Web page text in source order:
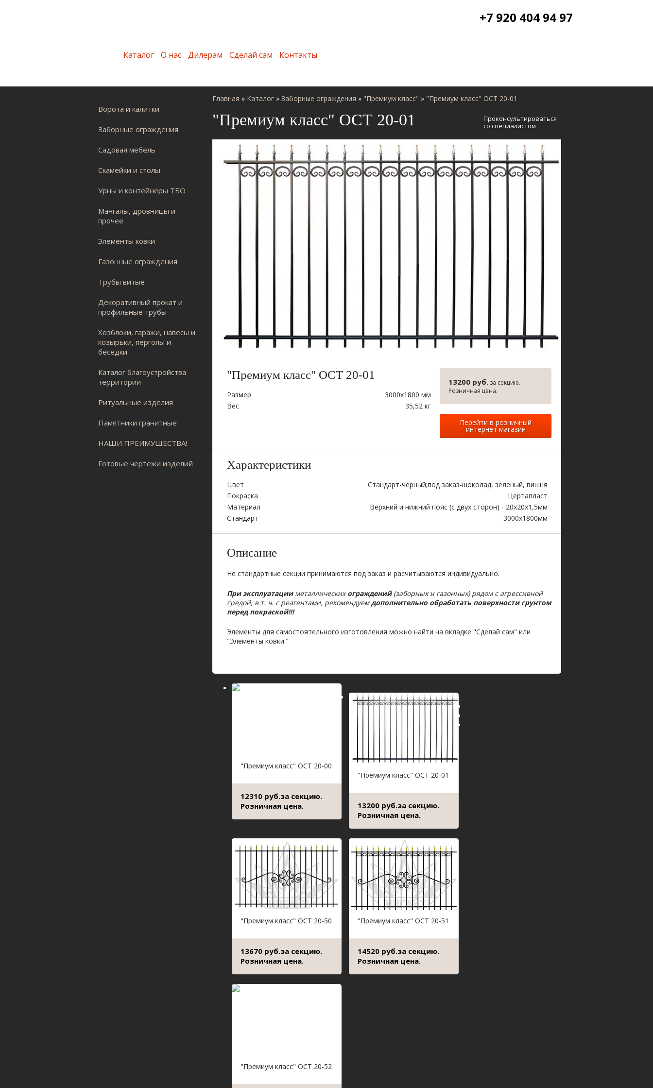
+7 920 404 94 97
Каталог О нас Дилерам Сделай сам Контакты
Ворота и калитки
Заборные ограждения
Садовая мебель
Скамейки и столы
Урны и контейнеры ТБО
Мангалы, дровницы и
прочее
Элементы ковки
Газонные ограждения
Трубы витые
Декоративный прокат и
профильные трубы
Хозблоки, гаражи, навесы и
козырьки, перголы и
беседки
Каталог благоустройства
территории
Ритуальные изделия
Памятники гранитные
НАШИ ПРЕИМУЩЕСТВА!
Готовые чертежи изделий
Главная » Каталог » Заборные ограждения » "Премиум класс" » "Премиум класс" ОСТ 20-01
"Премиум класс" ОСТ 20-01
Проконсультироваться
со специалистом
"Премиум класс" ОСТ 20-01
Размер
3000х1800 мм
Вес
35,52 кг
13200 руб. за секцию.
Розничная цена.
Перейти в розничный
интернет магазин
Характеристики
Цвет
Стандарт-черный;под заказ-шоколад, зеленый, вишня
Покраска
Цертапласт
Материал
Верхний и нижний пояс (с двух сторон) - 20х20х1,5мм
Стандарт
3000х1800мм
Описание
Не стандартные секции принимаются под заказ и расчитываются индивидуально.
При эксплуатацииметаллическихограждений (заборных и газонных) рядом с агрессивной
средой, в т. ч. с реагентами, рекомендуемдополнительно обработать поверхности грунтом
перед покраской!!!
Элементы для самостоятельного изготовления можно найти на вкладке "Сделай сам" или
"Элементы ковки."
"Премиум класс" ОСТ 20-00
12310 руб.за секцию.
Розничная цена.
"Премиум класс" ОСТ 20-01
13200 руб.за секцию.
Розничная цена.
"Премиум класс" ОСТ 20-50
13670 руб.за секцию.
Розничная цена.
"Премиум класс" ОСТ 20-51
14520 руб.за секцию.
Розничная цена.
"Премиум класс" ОСТ 20-52